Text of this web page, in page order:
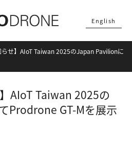
English
らせ】AIoT Taiwan 2025のJapan Pavilionに
AIoT Taiwan 2025の
Prodrone GT-Mを展示